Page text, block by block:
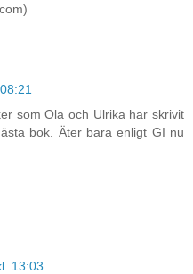
som Ola och Ulrika har skrivit
bok. Äter bara enligt GI nu
13:03